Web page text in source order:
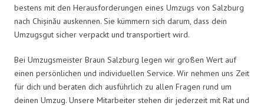
bestens mit den Herausforderungen eines Umzugs von Salzburg
nach Chișinău auskennen. Sie kümmern sich darum, dass dein
Umzugsgut sicher verpackt und transportiert wird.
Bei Umzugsmeister Braun Salzburg legen wir großen Wert auf
einen persönlichen und individuellen Service. Wir nehmen uns Zeit
für dich und beraten dich ausführlich zu allen Fragen rund um
deinen Umzug. Unsere Mitarbeiter stehen dir jederzeit mit Rat und